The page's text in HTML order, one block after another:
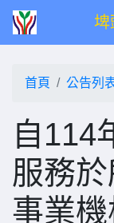
埤
首頁 公告列
自114
服務
事業